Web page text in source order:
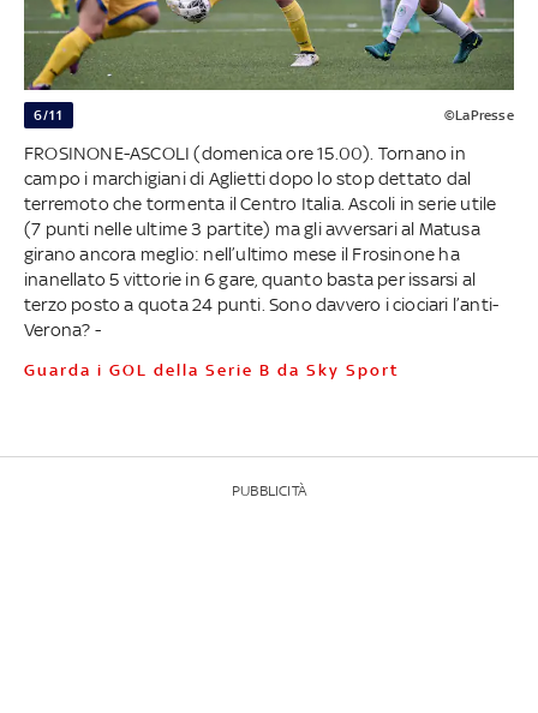
6/11 ©LaPresse
FROSINONE-ASCOLI (domenica ore 15.00). Tornano in
campo i marchigiani di Aglietti dopo lo stop dettato dal
terremoto che tormenta il Centro Italia. Ascoli in serie utile
(7 punti nelle ultime 3 partite) ma gli avversari al Matusa
girano ancora meglio: nell’ultimo mese il Frosinone ha
inanellato 5 vittorie in 6 gare, quanto basta per issarsi al
terzo posto a quota 24 punti. Sono davvero i ciociari l’anti-
Verona? -
Guarda i GOL della Serie B da Sky Sport
PUBBLICITÀ